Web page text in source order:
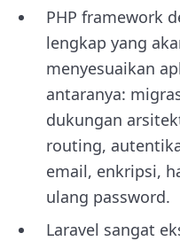
PHP framework
lengkap yang
menyesuaikan
antaranya:
dukungan
routing,
email, enkripsi,
ulang password.
Laravel sangat